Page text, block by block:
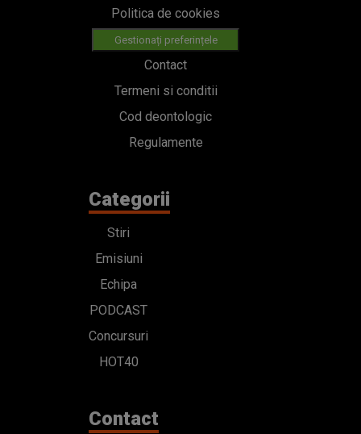
Politica de cookies
Gestionați preferințele
Contact
Termeni si conditii
Cod deontologic
Regulamente
Categorii
Stiri
Emisiuni
Echipa
PODCAST
Concursuri
HOT40
Contact